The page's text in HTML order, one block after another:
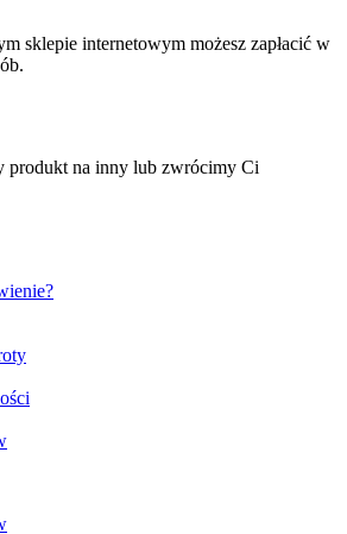
sklepie internetowym możesz zapłacić w
produkt na inny lub zwrócimy Ci